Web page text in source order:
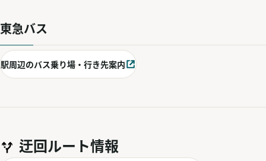
東急バス
駅周辺のバス乗り場・行き先案内
別ウィンドウで開く
迂回ルート情報